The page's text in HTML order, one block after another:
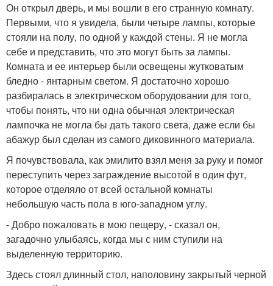
Он открыл дверь, и мы вошли в его странную комнату.
Первыми, что я увидела, были четыре лампы, которые
стояли на полу, по одной у каждой стены. Я не могла
себе и представить, что это могут быть за лампы.
Комната и ее интерьер были освещены жутковатым
бледно - янтарным светом. Я достаточно хорошо
разбиралась в электрическом оборудовании для того,
чтобы понять, что ни одна обычная электрическая
лампочка не могла бы дать такого света, даже если бы
абажур был сделан из самого диковинного материала.
Я почувствовала, как эмилито взял меня за руку и помог
переступить через заграждение высотой в один фут,
которое отделяло от всей остальной комнаты
небольшую часть пола в юго-западном углу.
- Добро пожаловать в мою пещеру, - сказал он,
загадочно улыбаясь, когда мы с ним ступили на
выделенную территорию.
Здесь стоял длинный стол, наполовину закрытый черной